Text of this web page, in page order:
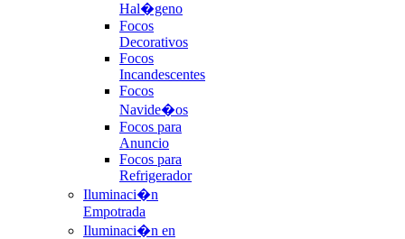
Hal�geno
Focos
Decorativos
Focos
Incandescentes
Focos
Navide�os
Focos para
Anuncio
Focos para
Refrigerador
Iluminaci�n
Empotrada
Iluminaci�n en